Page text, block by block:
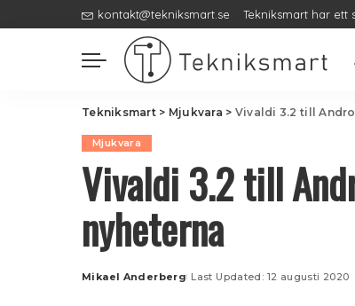
kontakt@tekniksmart.se Tekniksmart har ett
Tekniksmart> Mjukvara > Vivaldi 3.2 till
Mjukvara
Vivaldi 3.2 till
nyheterna
Posted
Mikael Anderberg Last Updated: 12 augusti 2020